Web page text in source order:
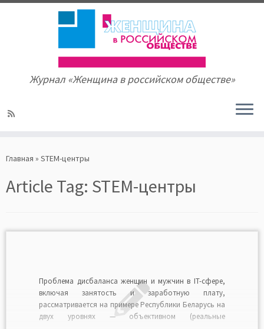
to
Журнал «Женщина в российском обществе»
Главная » STEM-центры
Article Tag: STEM-центры
Проблема дисбаланса женщин и мужчин в IT-сфере,
включая занятость и заработную плату,
рассматривается на примере Республики Беларусь на
двух уровнях — объективном (реальные